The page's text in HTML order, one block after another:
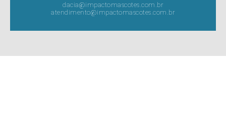
dacia@impactomascotes.com.br
atendimento@impactomascotes.com.br